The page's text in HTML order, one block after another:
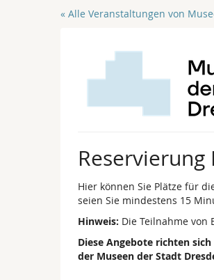
« Alle Veranstaltungen von
Hier können Sie Plätze für
seien Sie mindestens 15
Hinweis: Die Teilnahme von
Diese Angebote richten
der Museen der Stadt